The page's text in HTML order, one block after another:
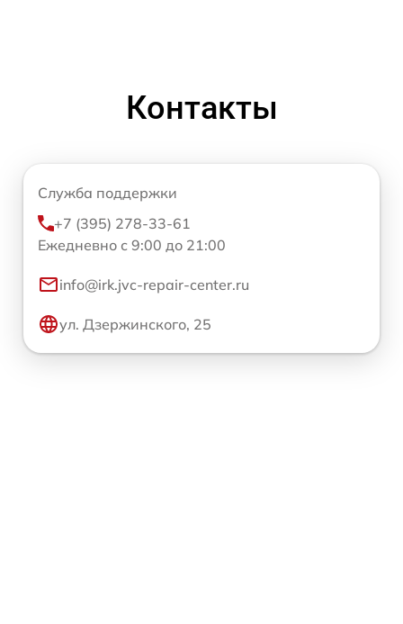
Контакты
Служба поддержки
+7 (395) 278-33-61
Ежедневно с 9:00 до 21:00
info@irk.jvc-repair-center.ru
ул. Дзержинского, 25